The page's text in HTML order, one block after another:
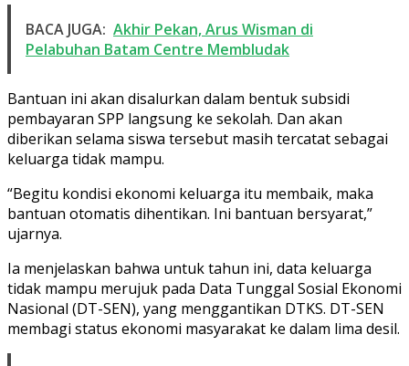
BACA JUGA: Akhir Pekan, Arus Wisman di
Pelabuhan Batam Centre Membludak
Bantuan ini akan disalurkan dalam bentuk subsidi
pembayaran SPP langsung ke sekolah. Dan akan
diberikan selama siswa tersebut masih tercatat sebagai
keluarga tidak mampu.
“Begitu kondisi ekonomi keluarga itu membaik, maka
bantuan otomatis dihentikan. Ini bantuan bersyarat,”
ujarnya.
Ia menjelaskan bahwa untuk tahun ini, data keluarga
tidak mampu merujuk pada Data Tunggal Sosial Ekonomi
Nasional (DT-SEN), yang menggantikan DTKS. DT-SEN
membagi status ekonomi masyarakat ke dalam lima desil.